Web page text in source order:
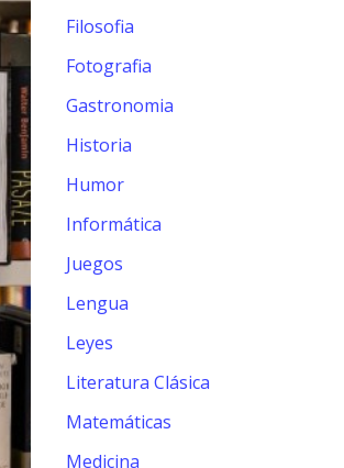
Filosofia
Fotografia
Gastronomia
Historia
Humor
Informática
Juegos
Lengua
Leyes
Literatura Clásica
Matemáticas
Medicina